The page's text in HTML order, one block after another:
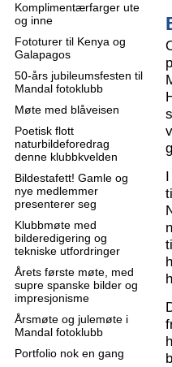
Komplimentærfarger ute
og inne
Fototurer til Kenya og
Galapagos
50-års jubileumsfesten til
Mandal fotoklubb
Møte med blåveisen
Poetisk flott
naturbildeforedrag
denne klubbkvelden
Bildestafett! Gamle og
nye medlemmer
presenterer seg
Klubbmøte med
bilderedigering og
tekniske utfordringer
Årets første møte, med
supre spanske bilder og
impresjonisme
Årsmøte og julemøte i
Mandal fotoklubb
Portfolio nok en gang